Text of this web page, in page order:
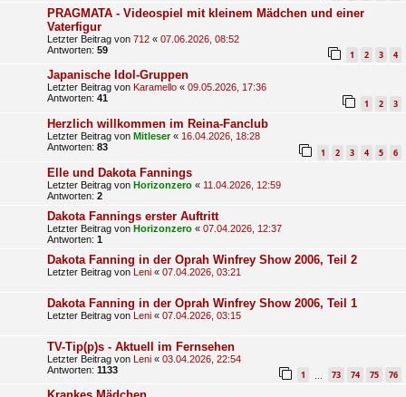
PRAGMATA - Videospiel mit kleinem Mädchen und einer
Vaterfigur
Letzter Beitrag von 712 « 07.06.2026, 08:52
Antworten: 59 1 2 3 4
Japanische Idol-Gruppen
Letzter Beitrag von Karamello « 09.05.2026, 17:36
Antworten: 41 1 2 3
Herzlich willkommen im Reina-Fanclub
Letzter Beitrag von Mitleser« 16.04.2026, 18:28
Antworten: 83 1 2 3 4 5 6
Elle und Dakota Fannings
Letzter Beitrag von Horizonzero « 11.04.2026, 12:59
Antworten: 2
Dakota Fannings erster Auftritt
Letzter Beitrag von Horizonzero « 07.04.2026, 12:37
Antworten: 1
Dakota Fanning in der Oprah Winfrey Show 2006, Teil 2
Letzter Beitrag von Leni « 07.04.2026, 03:21
Dakota Fanning in der Oprah Winfrey Show 2006, Teil 1
Letzter Beitrag von Leni « 07.04.2026, 03:15
TV-Tip(p)s - Aktuell im Fernsehen
Letzter Beitrag von Leni « 03.04.2026, 22:54
Antworten: 1133 1 73 74 75 76